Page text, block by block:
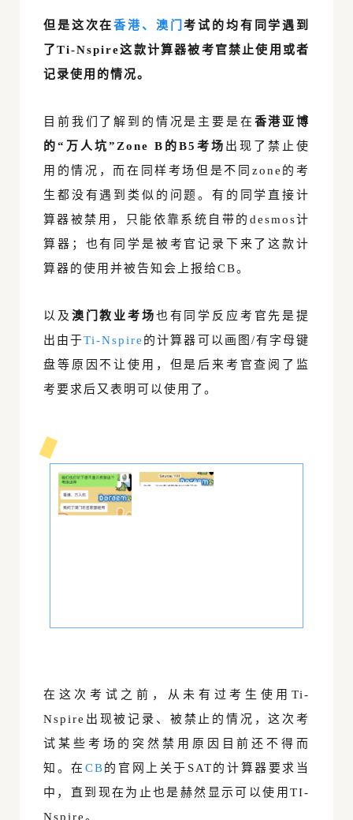
但是这次在香港、澳门考试的均有同学遇到
了Ti-Nspire这款计算器被考官禁止使用或者
记录使用的情况。
目前我们了解到的情况是主要是在 香港亚博
的“万人坑”Zone B的B5考场 出现了禁止使
用的情况，而在同样考场但是不同zone的考
生都没有遇到类似的问题。有的同学直接计
算器被禁用，只能依靠系统自带的desmos计
算器；也有同学是被考官记录下来了这款计
算器的使用并被告知会上报给CB。
以及 澳门教业考场也有同学反应考官先是提
出由于Ti-Nspire 的计算器可以画图/有字母键
盘等原因不让使用，但是后来考官查阅了监
考要求后又表明可以使用了。
在这次考试之前，从未有过考生使用Ti-
Nspire出现被记录、被禁止的情况，这次考
试某些考场的突然禁用原因目前还不得而
知。在 CB的官网上关于SAT的计算器要求当
中，直到现在为止也是赫然显示可以使用TI-
Nspire。